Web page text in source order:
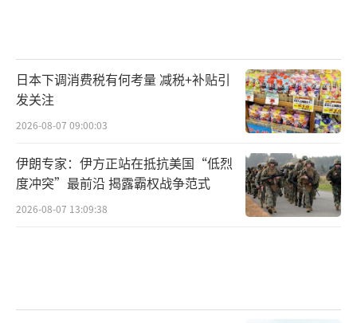
日本下调消费税有何考量 减税+补贴引
发关注
2026-08-07 09:00:03
伊朗专家：伊方正站在抵抗美国“低烈
度冲突”最前沿 揭露霸权战争范式
2026-08-07 13:09:38